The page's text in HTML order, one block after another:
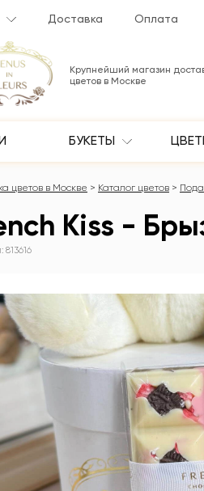
Доставка Оплата
Крупнейший магазин
цветов в Москве
БУКЕТЫ
цветов в Москве Каталог цветов
Kiss -
813616